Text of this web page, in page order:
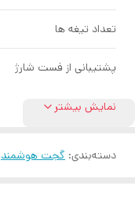
تعداد تیغه ها
پشتیبانی از فست شارژ
نمایش بیشتر
دسته‌بندی: گجت هوشمند